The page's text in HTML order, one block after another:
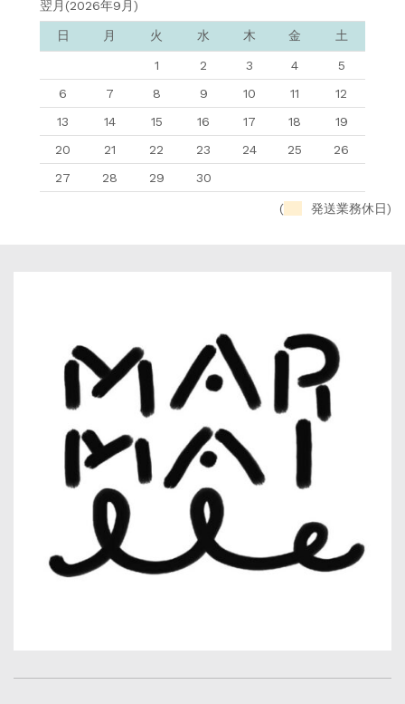
翌月(2026年9月)
日 月 火 水 木 金 土
1 2 3 4
5
6
7 8 9 10 11
12
13
14 15 16 17 18
19
20
21 22 23 24 25
26
27
28 29 30
( 発送業務休日)